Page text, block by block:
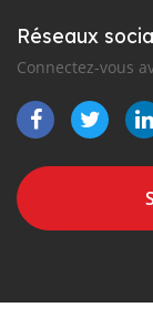
Réseaux
Connectez-vous